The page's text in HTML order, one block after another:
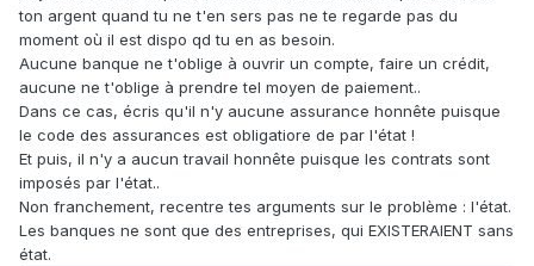
ton argent quand tu ne t'en sers pas ne te regarde pas du
moment où il est dispo qd tu en as besoin.
Aucune banque ne t'oblige à ouvrir un compte, faire un crédit,
aucune ne t'oblige à prendre tel moyen de paiement..
Dans ce cas, écris qu'il n'y aucune assurance honnête puisque
le code des assurances est obligatiore de par l'état !
Et puis, il n'y a aucun travail honnête puisque les contrats sont
imposés par l'état..
Non franchement, recentre tes arguments sur le problème : l'état.
Les banques ne sont que des entreprises, qui EXISTERAIENT sans
état.